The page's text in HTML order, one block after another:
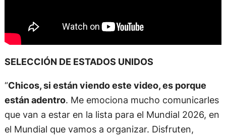
SELECCIÓN DE ESTADOS UNIDOS
“Chicos, si están viendo este video, es porque
están adentro. Me emociona mucho comunicarles
que van a estar en la lista para el Mundial 2026, en
el Mundial que vamos a organizar. Disfruten,